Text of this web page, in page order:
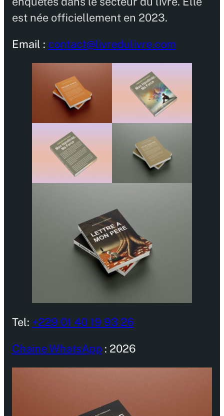
est née officiellement en 2023.
Email : contact@livredulivre.com
Tel: +229 01 40 19 93 26
Chaine WhatsApp : 2026